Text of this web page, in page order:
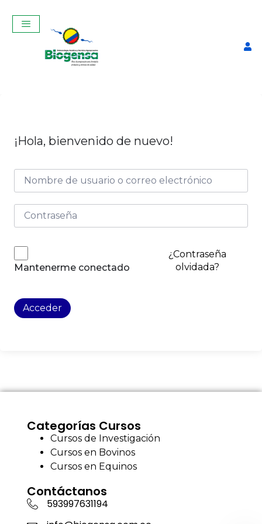
¡Hola, bienvenido de nuevo!
Mantenerme conectado
¿Contraseña
olvidada?
Acceder
Categorías Cursos
Cursos de Investigación
Cursos en Bovinos
Cursos en Equinos
Contáctanos
593997631194
Curso Teórico-Práctico De
Inseminación Artificial En
$320,00 + ADD